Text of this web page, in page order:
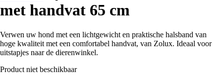
met handvat 65 cm
Verwen uw hond met een lichtgewicht en praktische halsband van
hoge kwaliteit met een comfortabel handvat, van Zolux. Ideaal voor
uitstapjes naar de dierenwinkel.
Product niet beschikbaar